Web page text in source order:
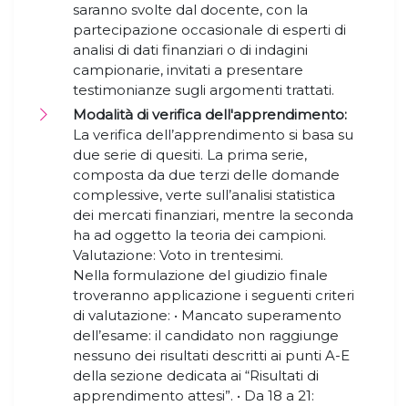
saranno svolte dal docente, con la
partecipazione occasionale di esperti di
analisi di dati finanziari o di indagini
campionarie, invitati a presentare
testimonianze sugli argomenti trattati.
Modalità di verifica dell'apprendimento:
La verifica dell’apprendimento si basa su
due serie di quesiti. La prima serie,
composta da due terzi delle domande
complessive, verte sull’analisi statistica
dei mercati finanziari, mentre la seconda
ha ad oggetto la teoria dei campioni.
Valutazione: Voto in trentesimi.
Nella formulazione del giudizio finale
troveranno applicazione i seguenti criteri
di valutazione: • Mancato superamento
dell’esame: il candidato non raggiunge
nessuno dei risultati descritti ai punti A-E
della sezione dedicata ai “Risultati di
apprendimento attesi”. • Da 18 a 21: